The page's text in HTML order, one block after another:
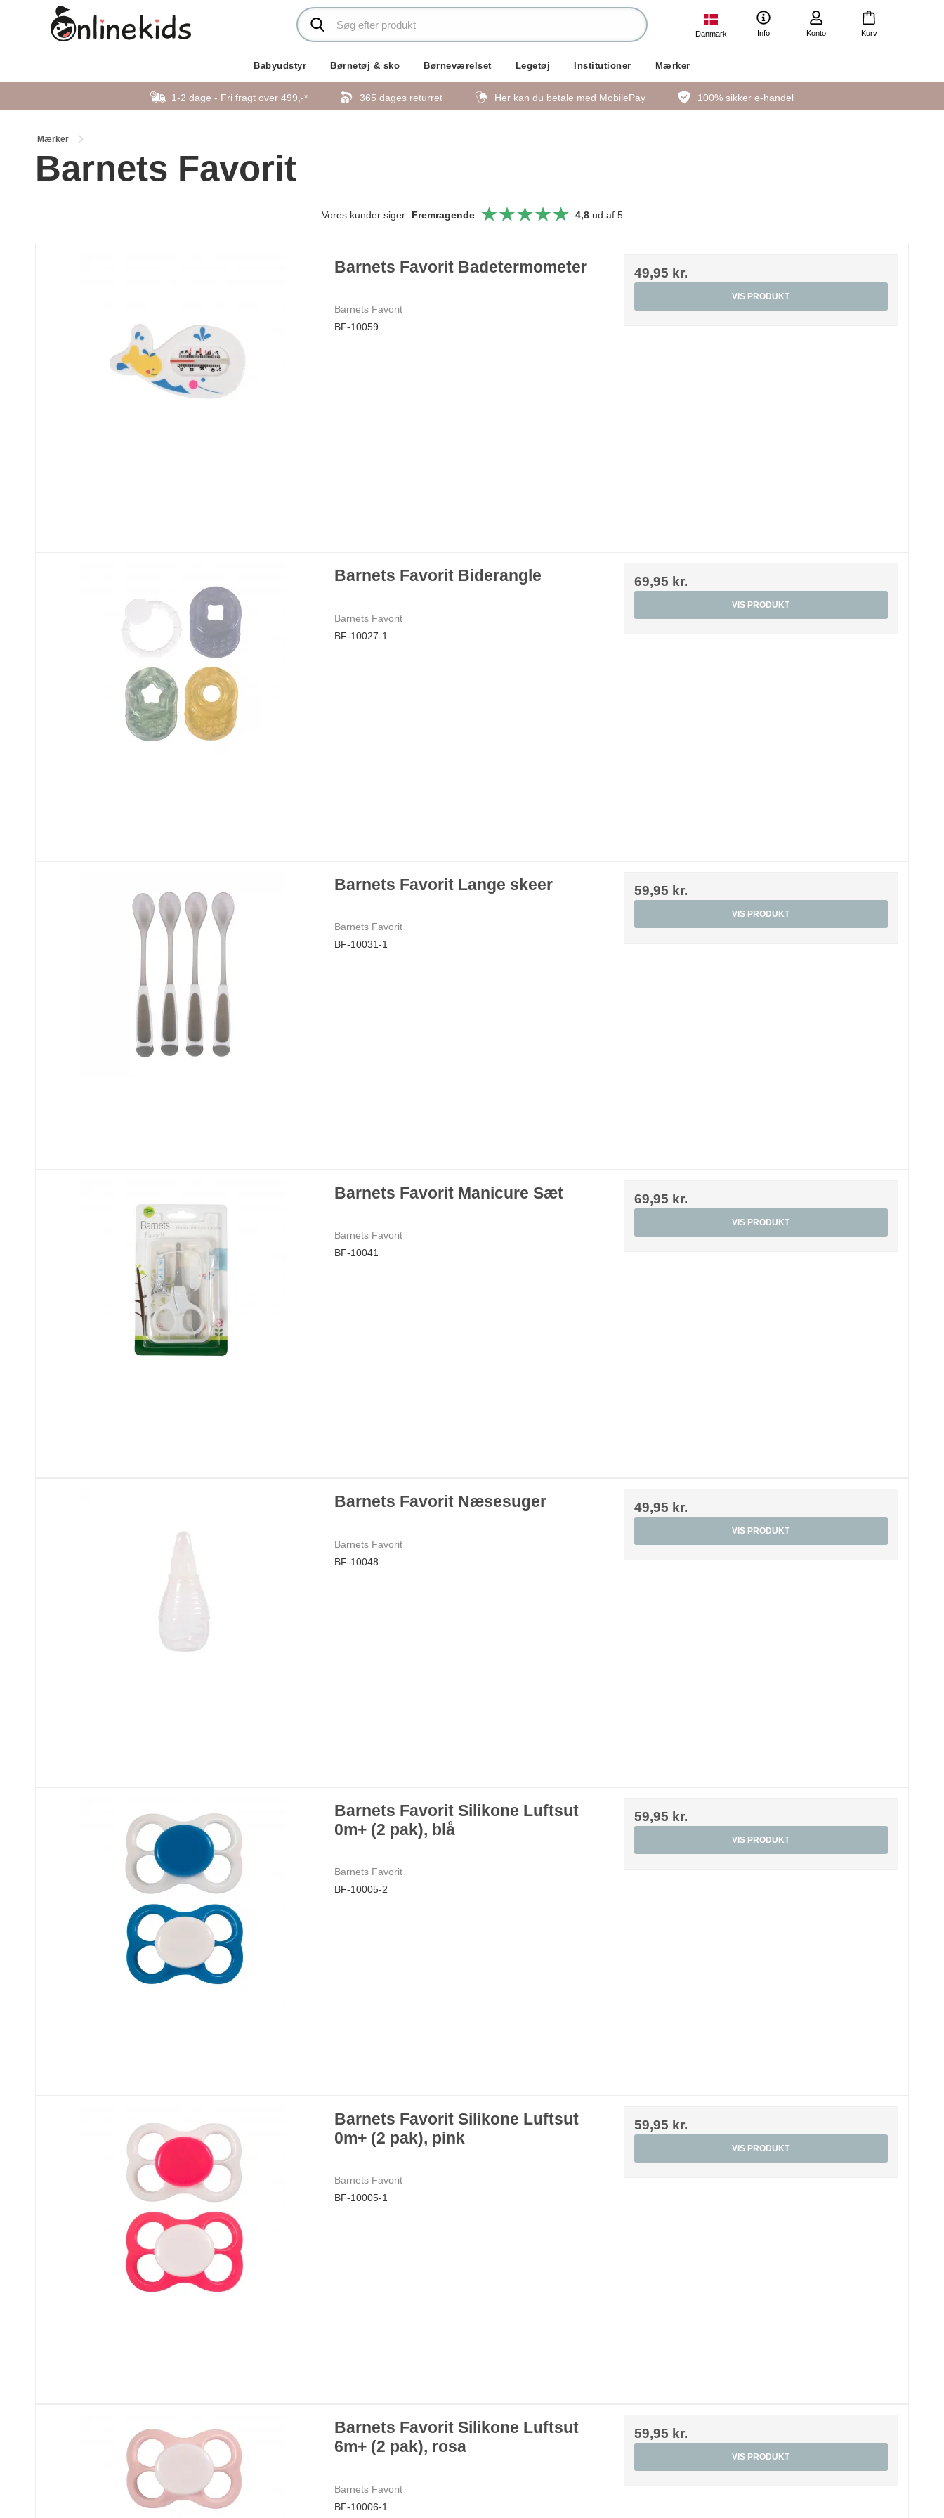
Danmark Info Konto Kurv
Babyudstyr Børnetøj & sko Børneværelset Legetøj Institutioner Mærker
1-2 dage - Fri fragt over 499,-* 365 dages returret Her kan du betale med MobilePay 100% sikker e-handel
Mærker
Barnets Favorit
Vores kunder siger Fremragende 4,8ud af 5
Barnets Favorit Badetermometer
Barnets Favorit
BF-10059
49,95 kr.
VIS PRODUKT
Barnets Favorit Biderangle
Barnets Favorit
BF-10027-1
69,95 kr.
VIS PRODUKT
Barnets Favorit Lange skeer
Barnets Favorit
BF-10031-1
59,95 kr.
VIS PRODUKT
Barnets Favorit Manicure Sæt
Barnets Favorit
BF-10041
69,95 kr.
VIS PRODUKT
Barnets Favorit Næsesuger
Barnets Favorit
BF-10048
49,95 kr.
VIS PRODUKT
Barnets Favorit Silikone Luftsut
0m+ (2 pak), blå
Barnets Favorit
BF-10005-2
59,95 kr.
VIS PRODUKT
Barnets Favorit Silikone Luftsut
0m+ (2 pak), pink
Barnets Favorit
BF-10005-1
59,95 kr.
VIS PRODUKT
Barnets Favorit Silikone Luftsut
6m+ (2 pak), rosa
Barnets Favorit
BF-10006-1
59,95 kr.
VIS PRODUKT